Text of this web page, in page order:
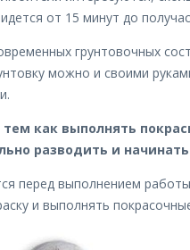
от 15 минут до
грунтовочных
можно и своими
как выполнять
разводить и
перед выполнением
и выполнять